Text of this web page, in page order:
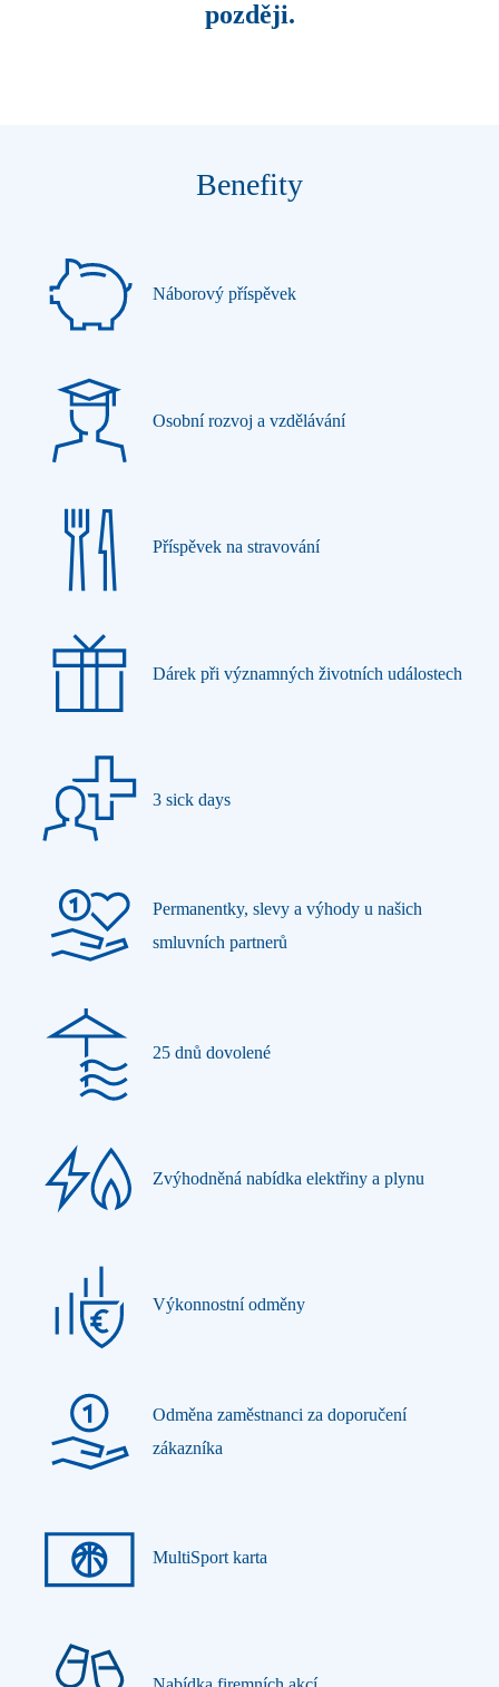
později.
Benefity
Náborový příspěvek
Osobní rozvoj a vzdělávání
Příspěvek na stravování
Dárek při významných životních událostech
3 sick days
Permanentky, slevy a výhody u našich
smluvních partnerů
25 dnů dovolené
Zvýhodněná nabídka elektřiny a plynu
Výkonnostní odměny
Odměna zaměstnanci za doporučení
zákazníka
MultiSport karta